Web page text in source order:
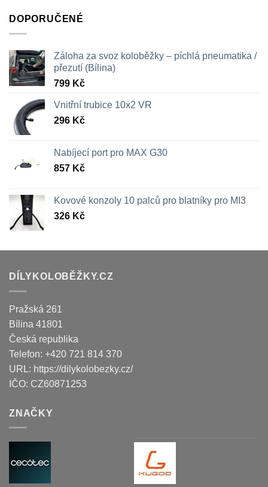
DOPORUČENÉ
Záloha za svoz koloběžky – píchlá pneumatika /
přezutí (Bílina)
799 Kč
Vnitřní trubice 10x2 VR
296 Kč
Nabíjecí port pro MAX G30
857 Kč
Kovové konzoly 10 palců pro blatníky pro MI3
326 Kč
DÍLYKOLOBĚŽKY.CZ
Pražská 261
Bílina 41801
Česká republika
Telefon: +420 721 814 370
URL: https://dilykolobezky.cz/
IČO: CZ60871253
ZNAČKY